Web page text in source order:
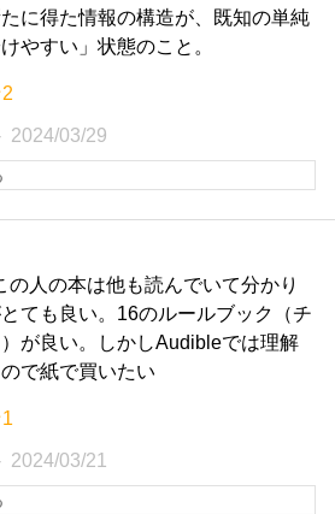
に得た情報の構造が、既知の単純
やすい」状態のこと。
2024/03/29
の人の本は他も読んでいて分かり
ても良い。16のルールブック（チ
が良い。しかしAudibleでは理解
で紙で買いたい
2024/03/21